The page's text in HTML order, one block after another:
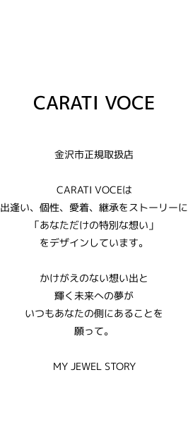
CARATI VOCE
金沢市正規取扱店
CARATI VOCEは
出逢い、個性、愛着、継承をストーリーに
「あなただけの特別な想い」
をデザインしています。
かけがえのない想い出と
輝く未来への夢が
いつもあなたの側にあることを
願って。
MY JEWEL STORY